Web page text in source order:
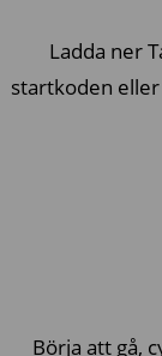
Ladda ner
startkoden
Börja att gå,